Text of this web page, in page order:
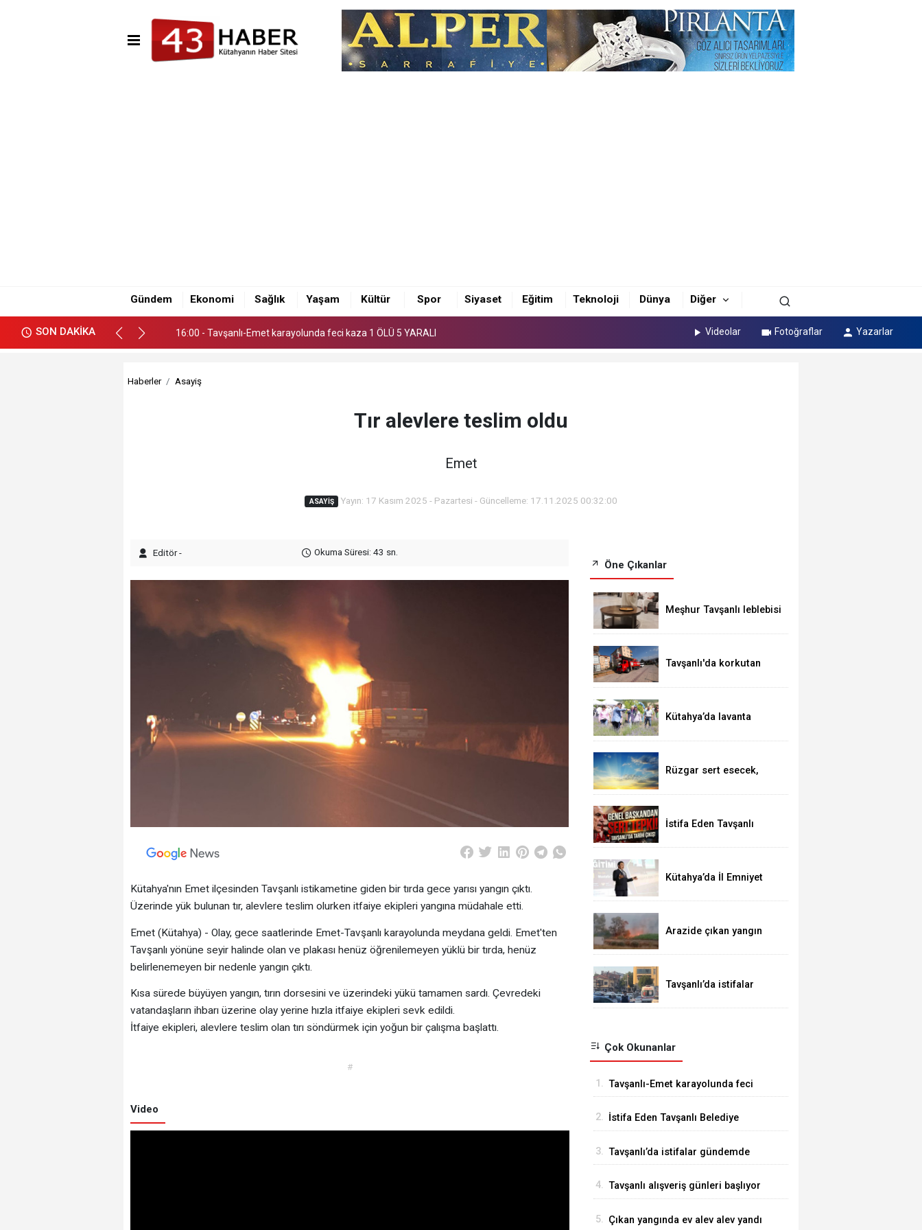
Gündem Ekonomi Sağlık Yaşam Kültür Spor Siyaset Eğitim Teknoloji Dünya Diğer
SON DAKİKA
16:00 - Tavşanlı-Emet karayolunda feci kaza 1 ÖLÜ 5 YARALI
21:58 - Trafik kazası ucuz atlatıldı Videolar Fotoğraflar Yazarlar
Haberler Asayiş
Tır alevlere teslim oldu
Emet
ASAYIŞ Yayın: 17 Kasım 2025 - Pazartesi - Güncelleme: 17.11.2025 00:32:00
Editör - Okuma Süresi: 43 sn.
Kütahya'nın Emet ilçesinden Tavşanlı istikametine giden bir tırda gece yarısı yangın çıktı.
Üzerinde yük bulunan tır, alevlere teslim olurken itfaiye ekipleri yangına müdahale etti.
Emet (Kütahya) - Olay, gece saatlerinde Emet-Tavşanlı karayolunda meydana geldi. Emet'ten
Tavşanlı yönüne seyir halinde olan ve plakası henüz öğrenilemeyen yüklü bir tırda, henüz
belirlenemeyen bir nedenle yangın çıktı.
Kısa sürede büyüyen yangın, tırın dorsesini ve üzerindeki yükü tamamen sardı. Çevredeki
vatandaşların ihbarı üzerine olay yerine hızla itfaiye ekipleri sevk edildi.
İtfaiye ekipleri, alevlere teslim olan tırı söndürmek için yoğun bir çalışma başlattı.
#
Video
Öne Çıkanlar
Meşhur Tavşanlı leblebisi
Tavşanlı'da korkutan
Kütahya’da lavanta
Rüzgar sert esecek,
İstifa Eden Tavşanlı
Sert Tepki
Kütahya’da İl Emniyet
etkili iletişim eğitimi
Arazide çıkan yangın
Tavşanlı’da istifalar
Çok Okunanlar
1. Tavşanlı-Emet karayolunda feci
2. İstifa Eden Tavşanlı Belediye
3. Tavşanlı’da istifalar gündemde
4. Tavşanlı alışveriş günleri başlıyor
5. Çıkan yangında ev alev alev yandı